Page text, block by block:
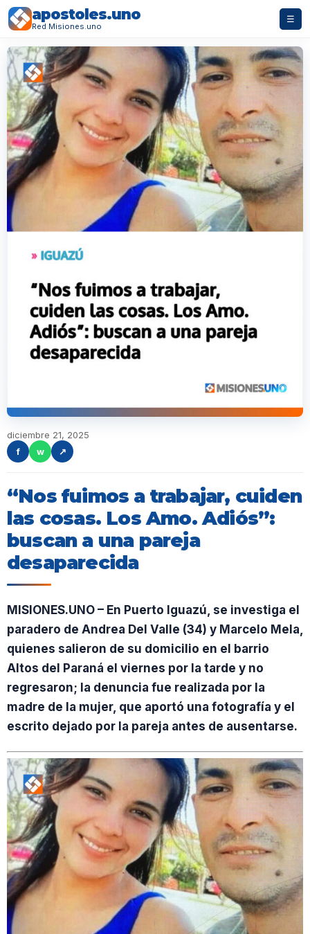
apostoles.uno
Red Misiones.uno
☰
diciembre 21, 2025
f
w ↗
“Nos fuimos a trabajar, cuiden
las cosas. Los Amo. Adiós”:
buscan a una pareja
desaparecida
MISIONES.UNO – En Puerto Iguazú, se investiga el
paradero de Andrea Del Valle (34) y Marcelo Mela,
quienes salieron de su domicilio en el barrio
Altos del Paraná el viernes por la tarde y no
regresaron; la denuncia fue realizada por la
madre de la mujer, que aportó una fotografía y el
escrito dejado por la pareja antes de ausentarse.